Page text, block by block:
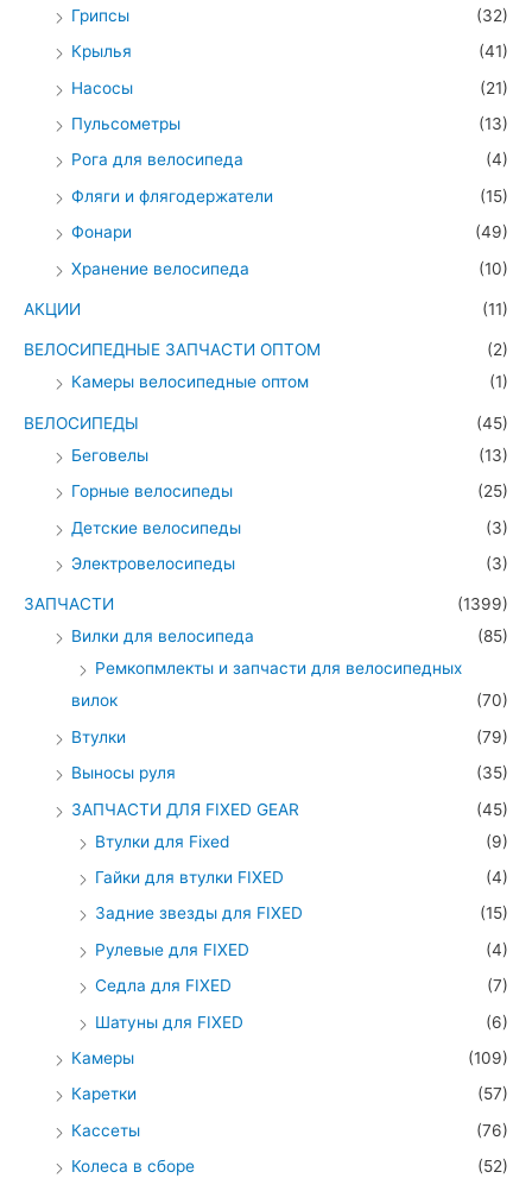
Грипсы
(32)
Крылья
(41)
Насосы
(21)
Пульсометры
(13)
Рога для велосипеда
(4)
Фляги и флягодержатели
(15)
Фонари
(49)
Хранение велосипеда
(10)
АКЦИИ (11)
ВЕЛОСИПЕДНЫЕ ЗАПЧАСТИ ОПТОМ
(2)
Камеры велосипедные оптом
(1)
ВЕЛОСИПЕДЫ
(45)
Беговелы
(13)
Горные велосипеды
(25)
Детские велосипеды
(3)
Электровелосипеды
(3)
ЗАПЧАСТИ
(1399)
Вилки для велосипеда
(85)
Ремкопмлекты и запчасти для велосипедных
вилок
(70)
Втулки
(79)
Выносы руля
(35)
ЗАПЧАСТИ ДЛЯ FIXED GEAR
(45)
Втулки для Fixed
(9)
Гайки для втулки FIXED
(4)
Задние звезды для FIXED
(15)
Рулевые для FIXED
(4)
Седла для FIXED
(7)
Шатуны для FIXED
(6)
Камеры
(109)
Каретки
(57)
Кассеты
(76)
Колеса в сборе
(52)